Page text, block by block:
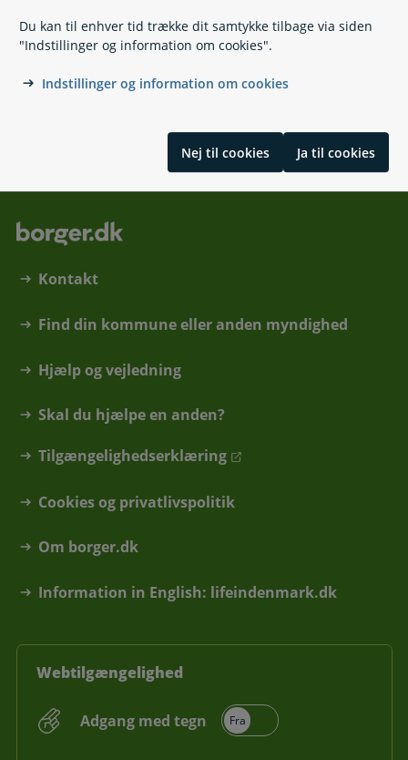
Du kan til enhver tid trække dit samtykke tilbage via siden
"Indstillinger og information om cookies".
Indstillinger og information om cookies
Nej til cookies Ja til cookies
Forberedt på kriser
Varsling ved ulykker og katastrofer
Militærnægter
Skrevet af Styrelsen for Samfundssikkerhed
Kontakt
Find din kommune eller anden myndighed
Hjælp og vejledning
Skal du hjælpe en anden?
Tilgængelighedserklæring
Cookies og privatlivspolitik
Om borger.dk
Information in English: lifeindenmark.dk
Webtilgængelighed
Adgang med tegn